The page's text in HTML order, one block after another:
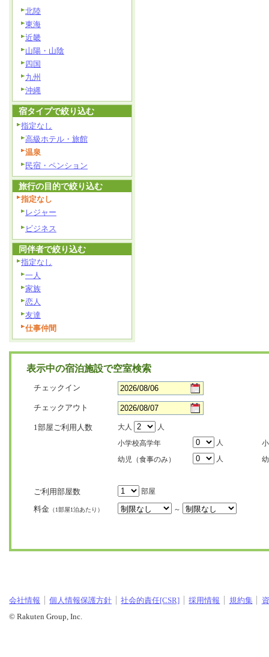
北陸
東海
近畿
山陽・山陰
四国
九州
沖縄
宿タイプで絞り込む
指定なし
高級ホテル・旅館
温泉
民宿・ペンション
旅行の目的で絞り込む
指定なし
レジャー
ビジネス
同伴者で絞り込む
指定なし
一人
家族
恋人
友達
仕事仲間
表示中の宿泊施設で空室検索
チェックイン
チェックアウト
1部屋ご利用人数 大人
人
小学校高学年
人
幼児（食事のみ）
人
ご利用部屋数 部屋
料金 （1部屋1泊あたり） ～
会社情報 個人情報保護方針 社会的責任[CSR] 採用情報 規約集
© Rakuten Group, Inc.